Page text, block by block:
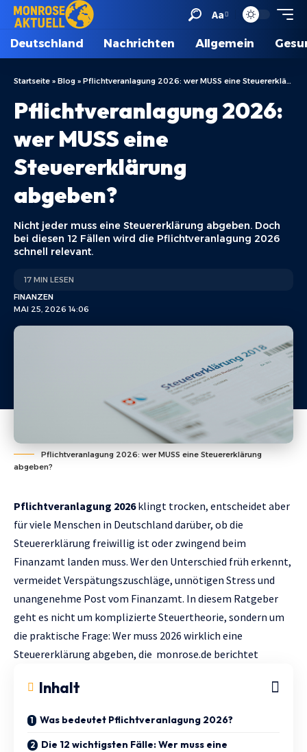
Aa
Deutschland Nachrichten Allgemein
Startseite » Blog » Pflichtveranlagung 2026: wer MUSS eine Steuererklärung abgeben?
Pflichtveranlagung 2026:
wer MUSS eine
Steuererklärung
abgeben?
Nicht jeder muss eine Steuererklärung abgeben. Doch
bei diesen 12 Fällen wird die Pflichtveranlagung 2026
schnell relevant.
MAI 25, 2026 14:06
FINANZEN
17 MIN LESEN
Pflichtveranlagung 2026: wer MUSS eine Steuererklärung
abgeben?
Pflichtveranlagung 2026klingt trocken, entscheidet aber
für viele Menschen in Deutschland darüber, ob die
Steuererklärung freiwillig ist oder zwingend beim
Finanzamt landen muss. Wer den Unterschied früh erkennt,
vermeidet Verspätungszuschläge, unnötigen Stress und
unangenehme Post vom Finanzamt. In diesem Ratgeber
geht es nicht um komplizierte Steuertheorie, sondern um
die praktische Frage: Wer muss 2026 wirklich eine
Steuererklärung abgeben, die monrose.de berichtet
Inhalt
Was bedeutet Pflichtveranlagung 2026?
Die 12 wichtigsten Fälle: Wer muss eine